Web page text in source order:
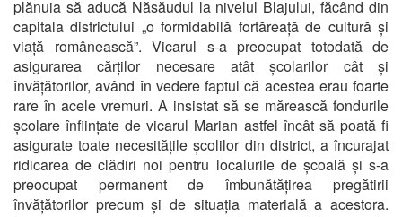
plănuia să aducă Năsăudul la nivelul Blajului, făcând din
capitala districtului „o formidabilă fortăreață de cultură și
viață românească”. Vicarul s-a preocupat totodată de
asigurarea cărților necesare atât școlarilor cât și
învățătorilor, având în vedere faptul că acestea erau foarte
rare în acele vremuri. A insistat să se mărească fondurile
școlare înființate de vicarul Marian astfel încât să poată fi
asigurate toate necesitățile școlilor din district, a încurajat
ridicarea de clădiri noi pentru localurile de școală și s-a
preocupat permanent de îmbunătățirea pregătirii
învățătorilor precum și de situația materială a acestora.